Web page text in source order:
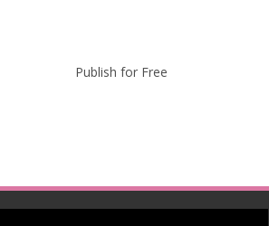
Publish for Free